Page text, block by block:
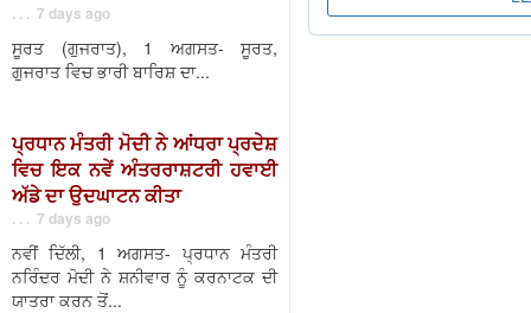
. . . 7 days ago
ਸੂਰਤ (ਗੁਜਰਾਤ), 1 ਅਗਸਤ- ਸੂਰਤ,
ਗੁਜਰਾਤ ਵਿਚ ਭਾਰੀ ਬਾਰਿਸ਼ ਦਾ...
ਪ੍ਰਧਾਨ ਮੰਤਰੀ ਮੋਦੀ ਨੇ ਆਂਧਰਾ ਪ੍ਰਦੇਸ਼
ਵਿਚ ਇਕ ਨਵੇਂ ਅੰਤਰਰਾਸ਼ਟਰੀ ਹਵਾਈ
ਅੱਡੇ ਦਾ ਉਦਘਾਟਨ ਕੀਤਾ
. . . 7 days ago
ਨਵੀਂ ਦਿੱਲੀ, 1 ਅਗਸਤ- ਪ੍ਰਧਾਨ ਮੰਤਰੀ
ਨਰਿੰਦਰ ਮੋਦੀ ਨੇ ਸ਼ਨੀਵਾਰ ਨੂੰ ਕਰਨਾਟਕ ਦੀ
ਯਾਤਰਾ ਕਰਨ ਤੋਂ...